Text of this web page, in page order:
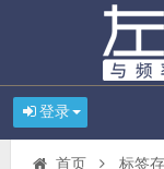
登录
首页 标签